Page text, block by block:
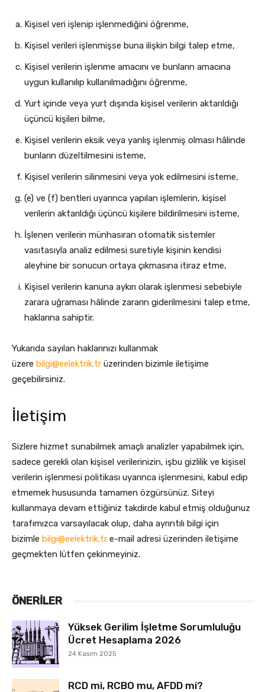
Kişisel veri işlenip işlenmediğini öğrenme,
Kişisel verileri işlenmişse buna ilişkin bilgi talep etme,
Kişisel verilerin işlenme amacını ve bunların amacına
uygun kullanılıp kullanılmadığını öğrenme,
Yurt içinde veya yurt dışında kişisel verilerin aktarıldığı
üçüncü kişileri bilme,
Kişisel verilerin eksik veya yanlış işlenmiş olması hâlinde
bunların düzeltilmesini isteme,
Kişisel verilerin silinmesini veya yok edilmesini isteme,
(e) ve (f) bentleri uyarınca yapılan işlemlerin, kişisel
verilerin aktarıldığı üçüncü kişilere bildirilmesini isteme,
İşlenen verilerin münhasıran otomatik sistemler
vasıtasıyla analiz edilmesi suretiyle kişinin kendisi
aleyhine bir sonucun ortaya çıkmasına itiraz etme,
Kişisel verilerin kanuna aykırı olarak işlenmesi sebebiyle
zarara uğraması hâlinde zararın giderilmesini talep etme,
haklarına sahiptir.
Yukarıda sayılan haklarınızı kullanmak
üzere bilgi@eelektrik.tr üzerinden bizimle iletişime
geçebilirsiniz.
İletişim
Sizlere hizmet sunabilmek amaçlı analizler yapabilmek için,
sadece gerekli olan kişisel verilerinizin, işbu gizlilik ve kişisel
verilerin işlenmesi politikası uyarınca işlenmesini, kabul edip
etmemek hususunda tamamen özgürsünüz. Siteyi
kullanmaya devam ettiğiniz takdirde kabul etmiş olduğunuz
tarafımızca varsayılacak olup, daha ayrıntılı bilgi için
bizimle bilgi@eelektrik.tr e-mail adresi üzerinden iletişime
geçmekten lütfen çekinmeyiniz.
ÖNERILER
Yüksek Gerilim İşletme Sorumluluğu
Ücret Hesaplama 2026
24 Kasım 2025
RCD mi, RCBO mu, AFDD mi?